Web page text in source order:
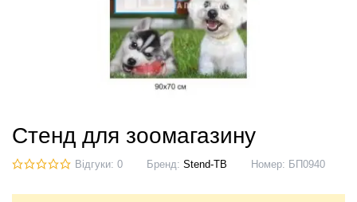
Стенд для зоомагазину
Відгуки: 0 Бренд: Stend-TB Номер: БП0940